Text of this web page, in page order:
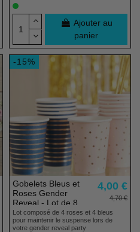
Ajouter au
panier
-15%
Gobelets Bleus et
Roses Gender
Reveal - Lot de 8
4,00 €
4,70 €
Lot composé de 4 roses et 4 bleus
pour maintenir le suspense lors de
votre gender reveal party